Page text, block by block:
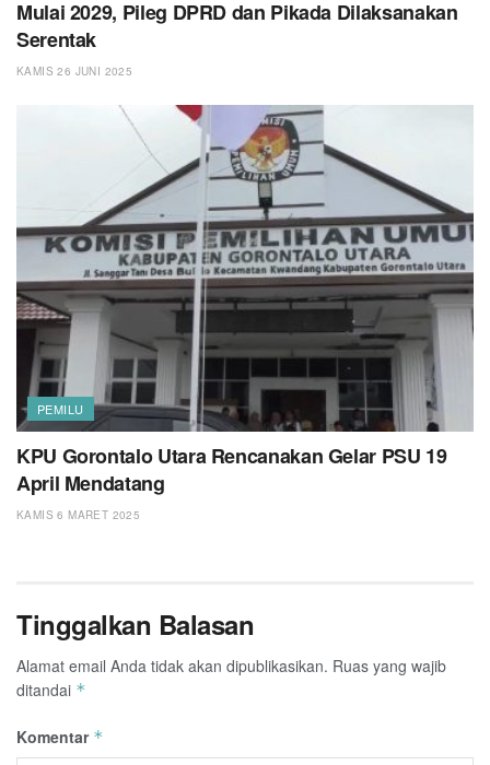
Mulai 2029, Pileg DPRD dan Pikada Dilaksanakan
Serentak
KAMIS 26 JUNI 2025
PEMILU
KPU Gorontalo Utara Rencanakan Gelar PSU 19
April Mendatang
KAMIS 6 MARET 2025
Tinggalkan Balasan
Alamat email Anda tidak akan dipublikasikan. Ruas yang wajib
ditandai *
Komentar *